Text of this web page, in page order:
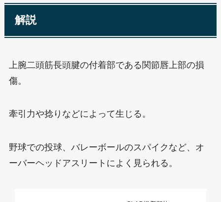
解説
上腕二頭筋長頭腱の付着部である関節唇上部の損
傷。
牽引力や捻りなどによって生じる。
野球での投球、バレーボールのスパイクなど、オ
ーバーヘッドアスリートによく見られる。